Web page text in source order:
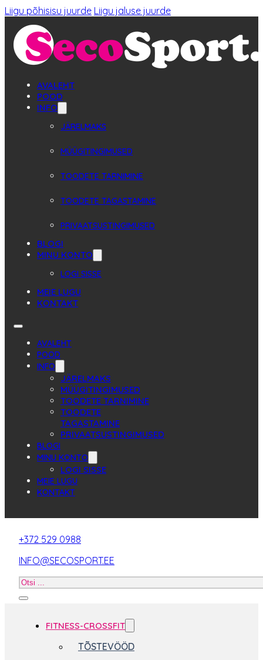
Liigu põhisisu juurde Liigu jaluse juurde
AVALEHT
POOD
INFO
JÄRELMAKS
MÜÜGITINGIMUSED
TOODETE TARNIMINE
TOODETE TAGASTAMINE
PRIVAATSUSTINGIMUSED
BLOGI
MINU KONTO
LOGI SISSE
MEIE LUGU
KONTAKT
AVALEHT
POOD
INFO
JÄRELMAKS
MÜÜGITINGIMUSED
TOODETE TARNIMINE
TOODETE
TAGASTAMINE
PRIVAATSUSTINGIMUSED
BLOGI
MINU KONTO
LOGI SISSE
MEIE LUGU
KONTAKT
+372 529 0988
INFO@SECOSPORT.EE
Otsi
FITNESS-CROSSFIT
TÕSTEVÖÖD